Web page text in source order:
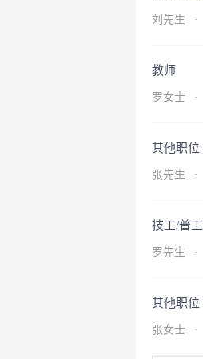
刘先生 ·
教师
罗女士 ·
其他职位
张先生 ·
技工/普工
罗先生 ·
其他职位
张女士 ·